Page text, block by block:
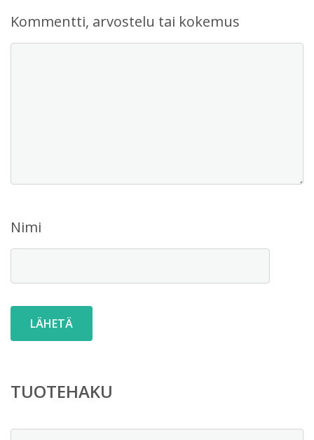
Kommentti, arvostelu tai kokemus
Nimi
TUOTEHAKU